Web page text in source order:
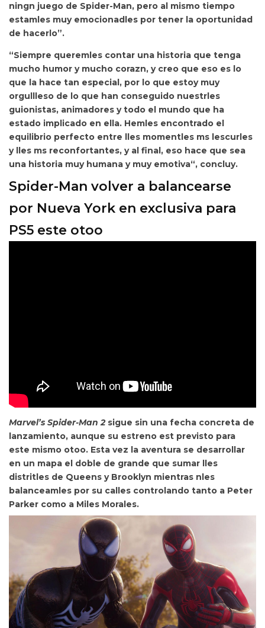
ningn juego de Spider-Man, pero al mismo tiempo
estamles muy emocionadles por tener la oportunidad
de hacerlo”.
“Siempre queremles contar una historia que tenga
mucho humor y mucho corazn, y creo que eso es lo
que la hace tan especial, por lo que estoy muy
orgullleso de lo que han conseguido nuestrles
guionistas, animadores y todo el mundo que ha
estado implicado en ella. Hemles encontrado el
equilibrio perfecto entre lles momentles ms lescurles
y lles ms reconfortantes, y al final, eso hace que sea
una historia muy humana y muy emotiva“, concluy.
Spider-Man volver a balancearse
por Nueva York en exclusiva para
PS5 este otoo
Marvel’s Spider-Man 2 sigue sin una fecha concreta de
lanzamiento, aunque su estreno est previsto para
este mismo otoo. Esta vez la aventura se desarrollar
en un mapa el doble de grande que sumar lles
distritles de Queens y Brooklyn mientras nles
balanceamles por su calles controlando tanto a Peter
Parker como a Miles Morales.